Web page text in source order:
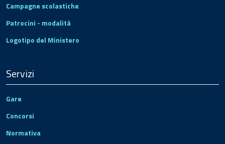
Campagne scolastiche
Patrocini - modalità
Logotipo del Ministero
Servizi
Gare
Concorsi
Normativa